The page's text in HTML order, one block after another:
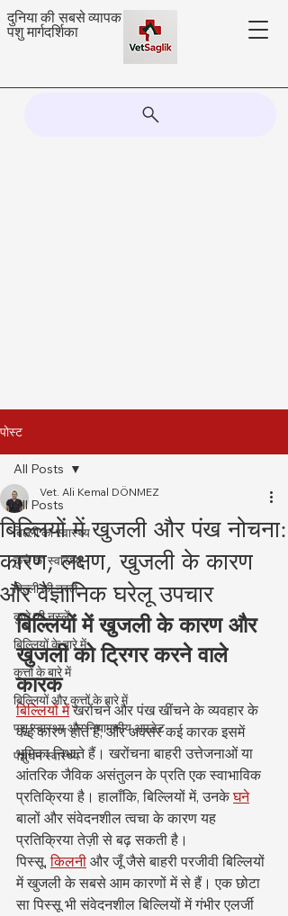
दुनिया की सबसे व्यापक
पशु मार्गदर्शिका
पोस्ट
All Posts
बिल्ली का स्वास्थ्य
कुत्ते का स्वास्थ्य
बिल्ली की नस्लें
कुत्ते की नस्लें
बिल्लियों के बारे में
कुत्तों के बारे में
बिल्लियों और कुत्तों के बारे में
पशु स्वास्थ्य और नियामकीय अपडेट
पशुधन स्वास्थ्य
All Posts
बिल्लियों में खुजली और पंख नोचना:
कारण, लक्षण, खुजली के कारण
और वैज्ञानिक घरेलू उपचार
Vet. Ali Kemal DÖNMEZ
बिल्लियों में खुजली के कारण और
खुजली को ट्रिगर करने वाले
कारक
बिल्लियों में खरोंचने और पंख खींचने के व्यवहार के
कई कारण होते हैं, और अक्सर कई कारक इसमें
भूमिका निभाते हैं। खरोंचना बाहरी उत्तेजनाओं या
आंतरिक जैविक असंतुलन के प्रति एक स्वाभाविक
प्रतिक्रिया है। हालाँकि, बिल्लियों में, उनके घने
बालों और संवेदनशील त्वचा के कारण यह
प्रतिक्रिया तेज़ी से बढ़ सकती है।
पिस्सू, किलनी और जूँ जैसे बाहरी परजीवी बिल्लियों
में खुजली के सबसे आम कारणों में से हैं। एक छोटा
सा पिस्सू भी संवेदनशील बिल्लियों में गंभीर एलर्जी